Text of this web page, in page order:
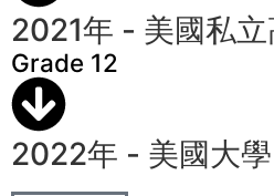
2021年 - 美國私立
Grade 12
2022年 - 美國大學